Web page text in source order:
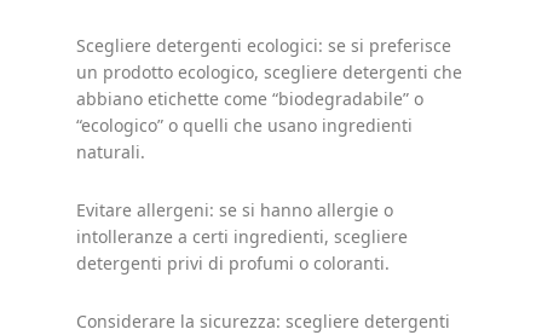
Scegliere detergenti ecologici: se si preferisce
un prodotto ecologico, scegliere detergenti che
abbiano etichette come “biodegradabile” o
“ecologico” o quelli che usano ingredienti
naturali.
Evitare allergeni: se si hanno allergie o
intolleranze a certi ingredienti, scegliere
detergenti privi di profumi o coloranti.
Considerare la sicurezza: scegliere detergenti